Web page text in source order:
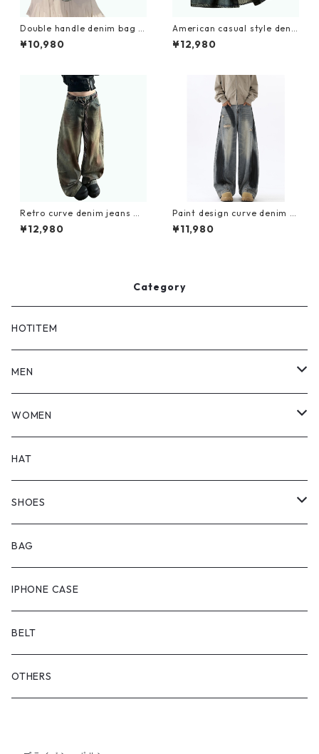
Double handle denim bag D
0172
¥10,980
American casual style deni
m embroidery shirt D0204
¥12,980
Retro curve denim jeans D
0176
¥12,980
Paint design curve denim je
ans D0191
¥11,980
Category
HOTITEM
MEN
TOPS
BOTTOMS
OUTER
WOMEN
TOPS
BOTTOMS
ONEPIECE
OUTER
HAT
SHOES
ブーツ
スニーカー
サンダル
BAG
IPHONE CASE
BELT
OTHERS